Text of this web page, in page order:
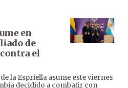
en
de
el
la Espriella asume este viernes
decidido a combatir con